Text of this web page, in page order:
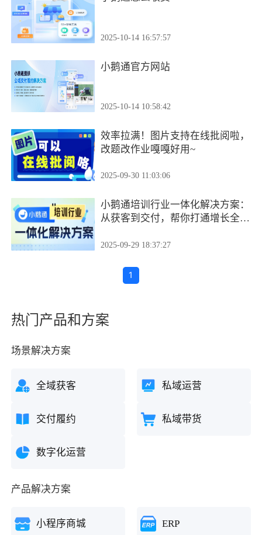
2025-10-14 16:57:57
小鹅通官方网站
2025-10-14 10:58:42
效率拉满！图片支持在线批阅啦，
改题改作业嘎嘎好用~
2025-09-30 11:03:06
小鹅通培训行业一体化解决方案：
从获客到交付，帮你打通增长全链
2025-09-29 18:37:27
1
热门产品和方案
场景解决方案
全域获客 私域运营
交付履约 私域带货
数字化运营
产品解决方案
小程序商城 ERP